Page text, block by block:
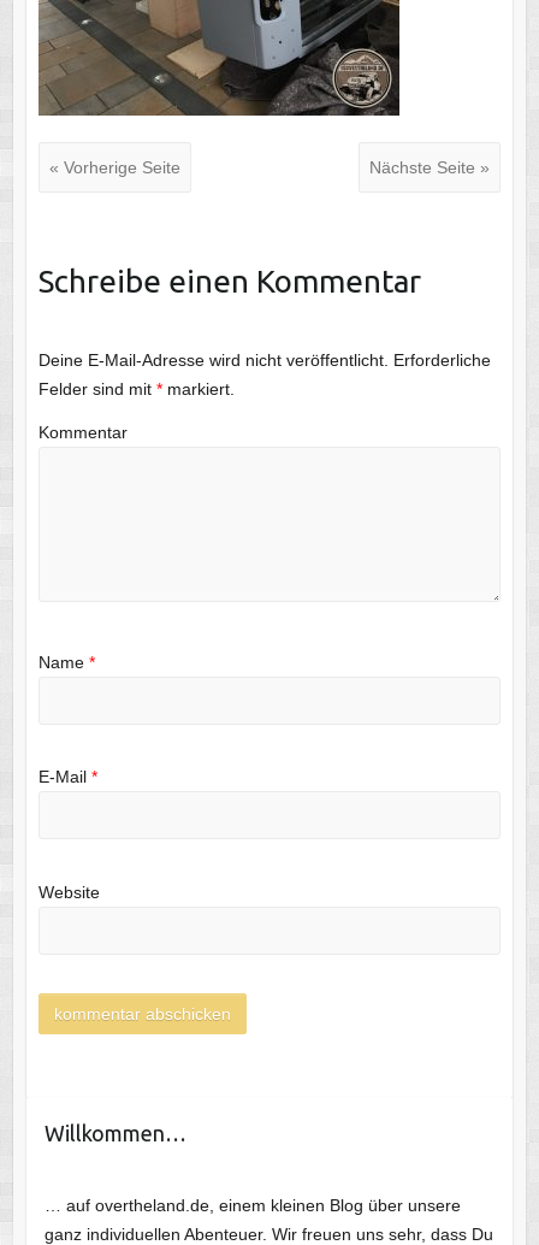
« Vorherige Seite Nächste Seite »
Schreibe einen Kommentar
Deine E-Mail-Adresse wird nicht veröffentlicht. Erforderliche
Felder sind mit *markiert.
Kommentar
Name *
E-Mail *
Website
Willkommen…
… auf overtheland.de, einem kleinen Blog über unsere
ganz individuellen Abenteuer. Wir freuen uns sehr, dass Du